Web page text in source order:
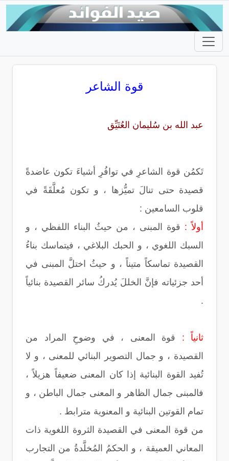
قوة الشاعر
عبد الله بن سُليمان العُتَيِّق
تَكمُن قوة الشاعرِ في توافُرِ أشياءَ تكون عاضدةً
قصيدة حتى تنالَ تميُّزها ، و تكون مُعلَّقَةً في
قلوب السامعين :
أولاً : قوة المبنى ، من حيثُ البناء اللفظي ، و
السبك اللغوي ، و الحبك البلاغي ، فيتماسك بناءُ
القصيدة تماسكاً متيناً ، و حيثُ اختلَّ المبنى في
أحد جزئياته فإنَّ الخللَ يُدركُ سائر القصيدة بنائياً
.
ثانياً : قوة المعنى ، في وضوحِ المراد من
القصيدة ، و جمال التصوير البنائي للمعنى ، و لا
تُفيد القوة البنائية إذا كان المعنى ضعيفاً هزيلاً ،
فالمبنى جمال الظاهر و المعنى جمال الباطن ، و
تمام القوتين البنائية و المعنوية مترابط .
من قوة المعنى في القصيدة الثروة اللغوية ذات
المعاني العميقة ، و الحكمُ المُخلَّدةُ من التجارب